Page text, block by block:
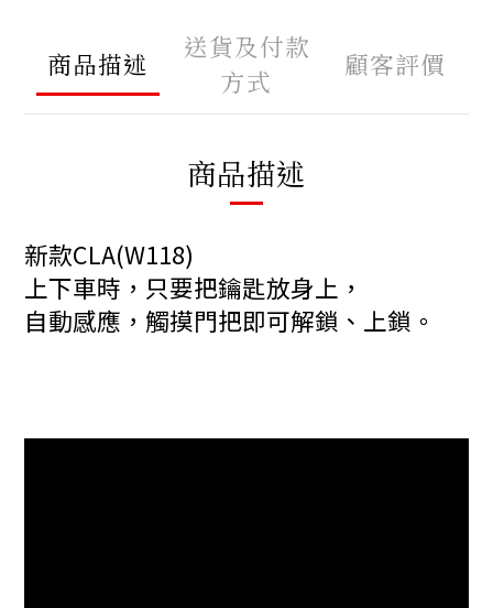
商品描述
送貨及付款
方式
顧客評價
商品描述
新款CLA(W118)
上下車時，只要把鑰匙放身上，
自動感應，觸摸門把即可解鎖、上鎖。